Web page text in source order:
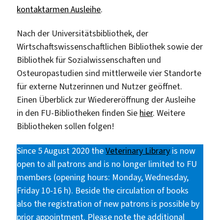
kontaktarmen Ausleihe.
Nach der Universitätsbibliothek, der
Wirtschaftswissenschaftlichen Bibliothek sowie der
Bibliothek für Sozialwissenschaften und
Osteuropastudien sind mittlerweile vier Standorte
für externe Nutzerinnen und Nutzer geöffnet.
Einen Überblick zur Wiedereröffnung der Ausleihe
in den FU-Bibliotheken finden Sie hier. Weitere
Bibliotheken sollen folgen!
Since 5 August 2020 theVeterinary Library is now
open to all patrons and is no longer limited to FU
members (opening hours: Monday, Wednesday,
Friday 10-16 h). Beside the circulation of books
also the registration of new patrons is possible by
prior appointment. Please note the additional